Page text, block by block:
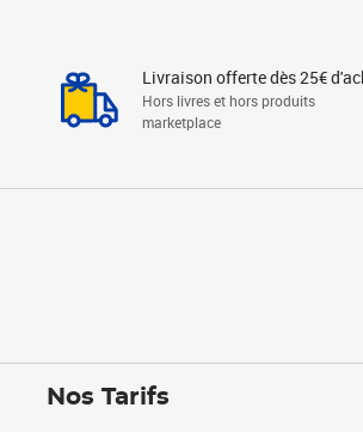
Livraison offerte dès 25€
Hors livres et hors produits
marketplace
Nos Tarifs